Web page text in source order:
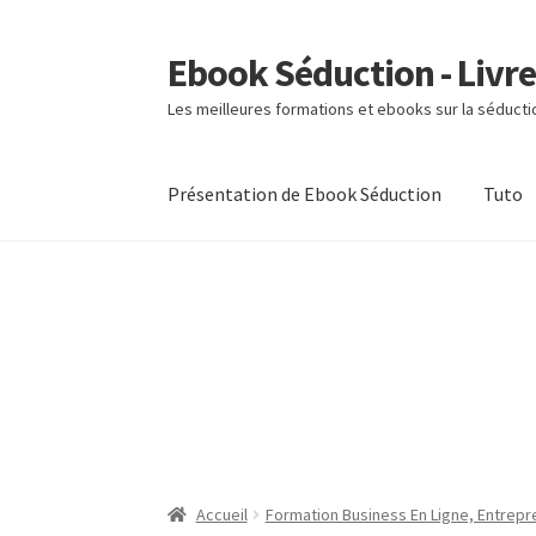
Aller
à
la
Aller
au
contenu
Ebook Séduction -
Les meilleures formations et ebooks sur la
Présentation de Ebook Séduction Tuto
Accueil Formation Business En Ligne,